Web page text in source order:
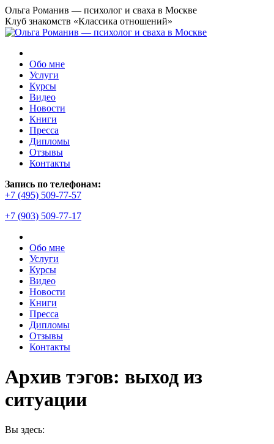
Перейти
к
содержанию
Ольга Романив — психолог и сваха в Москве
Клуб знакомств «Классика отношений»
Обо мне
Услуги
Курсы
Видео
Новости
Книги
Пресса
Дипломы
Отзывы
Контакты
Запись по телефонам:
+7 (495) 509-77-57
+7 (903) 509-77-17
Обо мне
Услуги
Курсы
Видео
Новости
Книги
Пресса
Дипломы
Отзывы
Контакты
Архив тэгов: выход из
ситуации
Вы здесь: